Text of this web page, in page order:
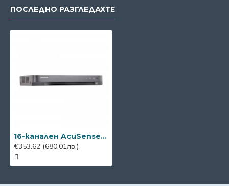
ПОСЛЕДНО РАЗГЛЕДАХТЕ
16-канален AcuSense DVR Hikvision iDS-7216HQHI-M2/S(C)
€353.62 (680.01лв.)